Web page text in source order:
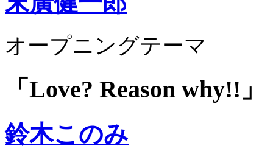
オープニングテーマ
「Love? Reason why!!」
鈴木このみ